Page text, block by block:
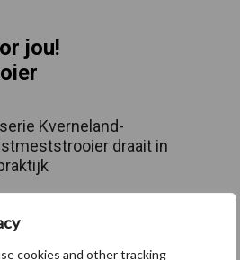
cookies and other tracking
jou!
Kverneland-
draait in